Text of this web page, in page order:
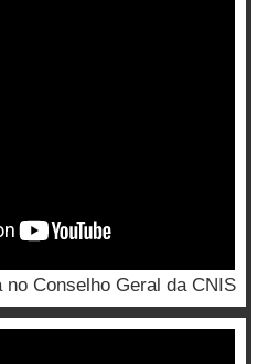
Conselho Geral da CNIS